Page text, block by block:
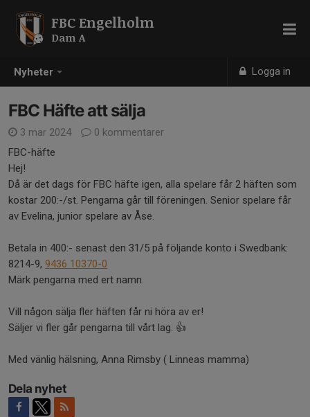
Nyheter Logga in
FBC Engelholm
Dam A
FBC Häfte att sälja
3 mar 2024
0 kommentarer
FBC-häfte
Hej!
Då är det dags för FBC häfte igen, alla spelare får 2 häften som
kostar 200:-/st. Pengarna går till föreningen. Senior spelare får
av Evelina, junior spelare av Åse.
Betala in 400:- senast den 31/5 på följande konto i Swedbank:
8214-9, 9436 10370-0
Märk pengarna med ert namn.
Vill någon sälja fler häften får ni höra av er!
Säljer vi fler går pengarna till vårt lag. 👍
Med vänlig hälsning, Anna Rimsby ( Linneas mamma)
Dela nyhet